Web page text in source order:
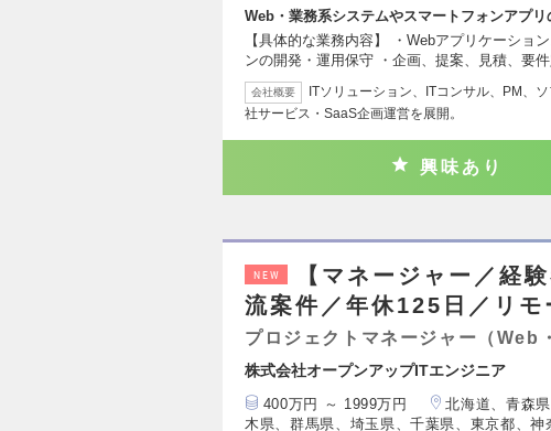
Web・業務系システムやスマートフォンアプリ
【具体的な業務内容】 ・Webアプリケーショ
ンの開発・運用保守 ・企画、提案、見積、要
会社概要
ITソリューション、ITコンサル、PM、
社サービス・SaaS企画運営を展開。
興味あり
NEW
【マネージャー／経
流案件／年休125日／リモ
プロジェクトマネージャー（Web
株式会社オープンアップITエンジニア
400万円 ～ 1999万円
北海道、青森
木県、群馬県、埼玉県、千葉県、東京都、